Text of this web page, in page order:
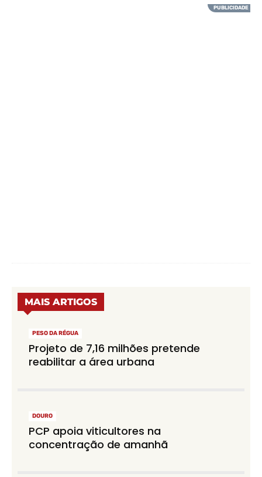
MAIS ARTIGOS
PESO DA RÉGUA
Projeto de 7,16 milhões pretende
reabilitar a área urbana
DOURO
PCP apoia viticultores na
concentração de amanhã